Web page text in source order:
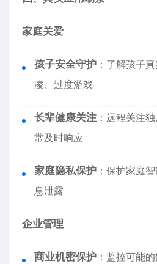
家庭关爱
孩子安全守护 ：了解孩子
凌、过度游戏
长辈健康关注 ：远程关注
常及时响应
家庭隐私保护 ：保护家庭
息泄露
企业管理
商业机密保护 ：监控可能